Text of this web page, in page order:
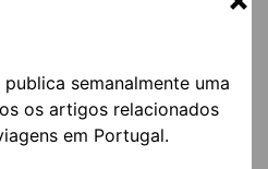
semanalmente uma
os artigos relacionados
em Portugal.